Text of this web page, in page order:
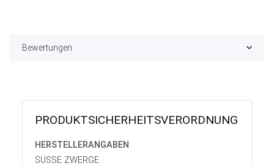
Bewertungen
PRODUKT­SICHER­HEITS­VER­ORD­NUNG
HERSTELLER­ANGABEN
SÜSSE ZWERGE